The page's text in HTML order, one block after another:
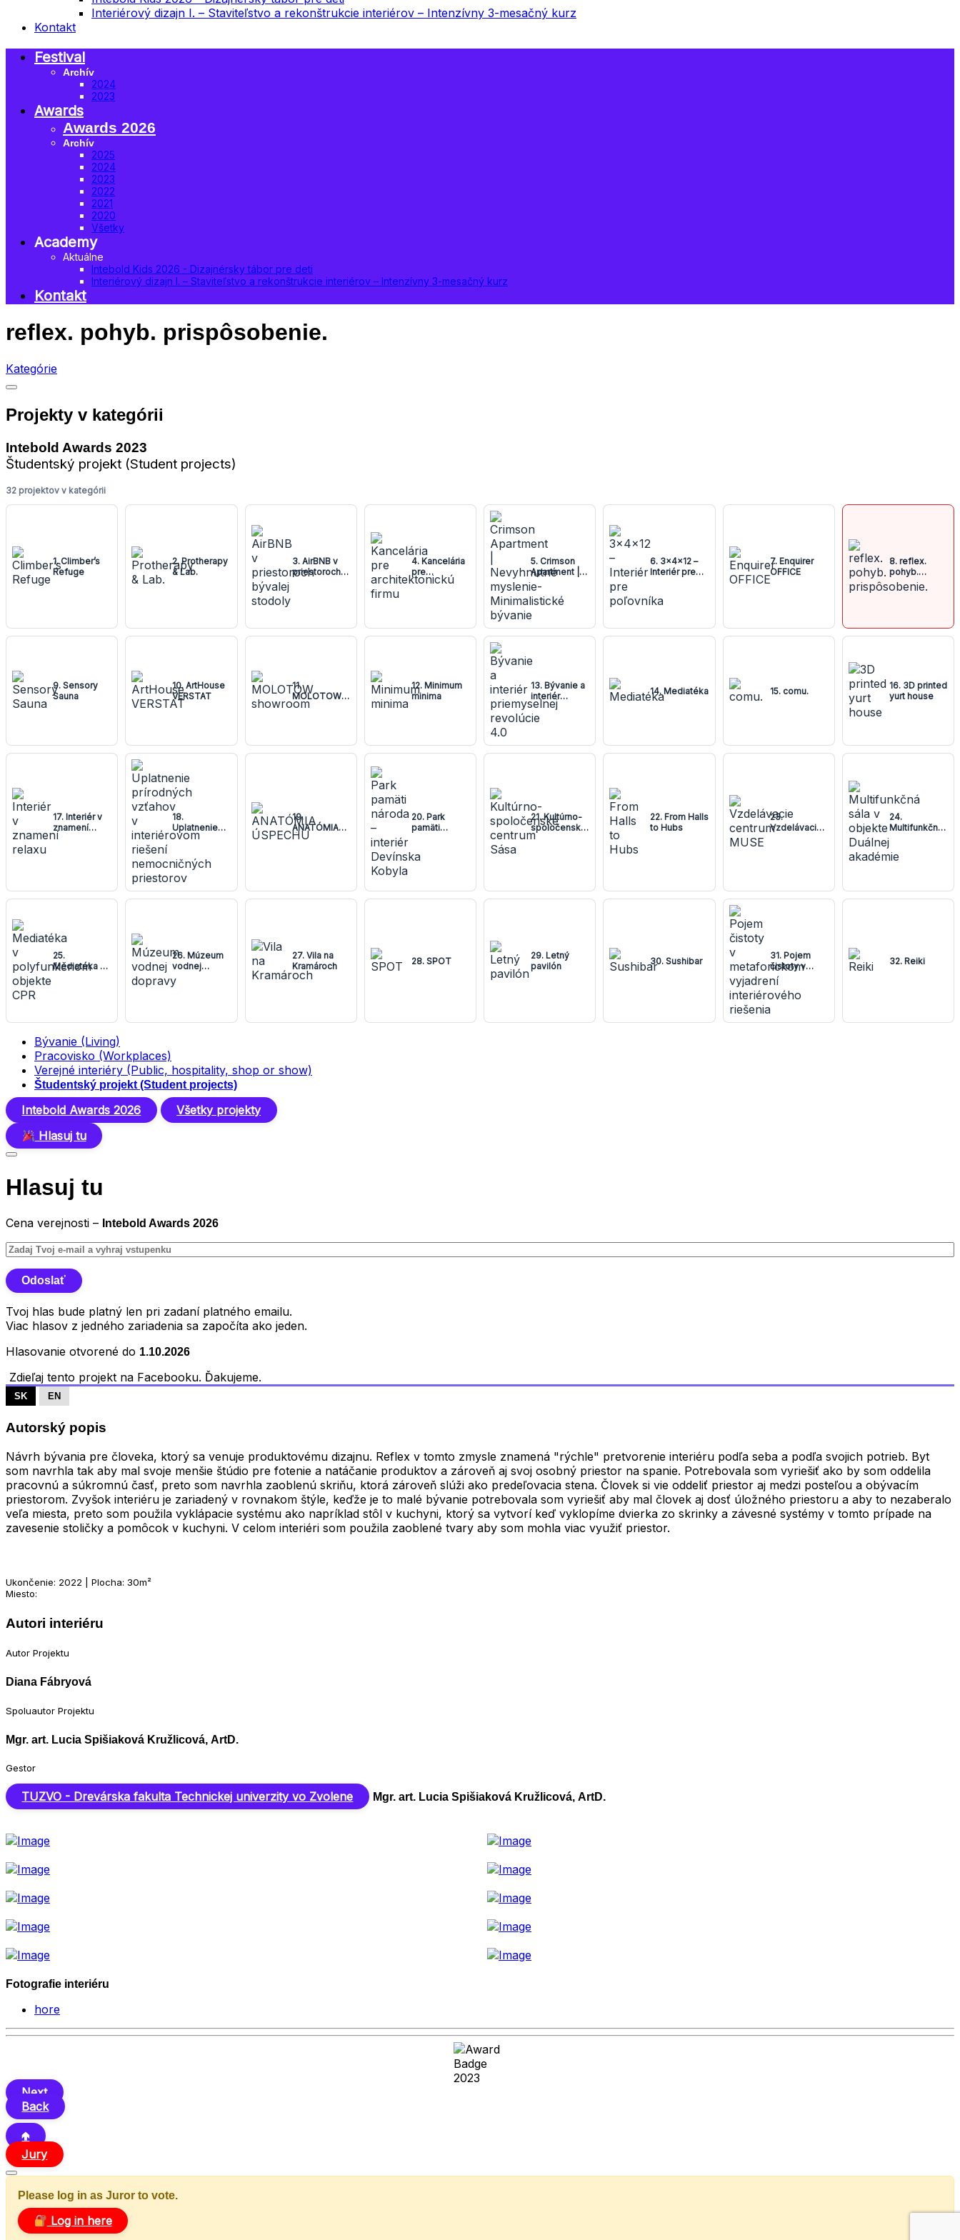
Interiérový dizajn I. – Staviteľstvo a rekonštrukcie interiérov – Intenzívny 3-mesačný kurz
Kontakt
Festival
Archív
2024
2023
Awards
Awards 2026
Archív
2025
2024
2023
2022
2021
2020
Všetky
Academy
Aktuálne
Intebold Kids 2026 - Dizajnérsky tábor pre deti
Interiérový dizajn I. – Staviteľstvo a rekonštrukcie interiérov – Intenzívny 3-mesačný kurz
Kontakt
reflex. pohyb. prispôsobenie.
Kategórie
Projekty v kategórii
Intebold Awards 2023
Študentský projekt (Student projects)
32 projektov v kategórii
1. Climber’s
Refuge
2. Protherapy
& Lab.
3. AirBNB v
priestoroch
4. Kancelária
pre
architektonickú
5. Crimson
Apartment |
Nevyhnutné
myslenie-
Minimalistické
bývanie
6. 3x4x12 –
Interiér pre
7. Enquirer
OFFICE
8. reflex.
pohyb.
prispôsobenie.
9. Sensory
Sauna
10. ArtHouse
VERSTAT
11.
MOLOTOW
showroom
12. Minimum
minima
13. Bývanie a
interiér
priemyselnej
revolúcie 4.0
14. Mediatéka 15. comu.
16. 3D printed
yurt house
17. Interiér v
znamení
relaxu
18.
Uplatnenie
prírodných
interiérovom
riešení
nemocničných
priestorov
19.
ANATÓMIA
ÚSPECHU
20. Park
pamäti
Devínska
21. Kultúrno-
spoločenské
centrum Sása
22. From Halls
to Hubs
23.
Vzdelávacie
24.
Multifunkčná
sála v
objekte
Duálnej
25.
Mediatéka v
26. Múzeum
vodnej
dopravy
27. Vila na
Kramároch
28. SPOT
29. Letný
pavilón
30. Sushibar
31. Pojem
čistoty v
metaforickom
vyjadrení
interiérového
riešenia
32. Reiki
Bývanie (Living)
Pracovisko (Workplaces)
Verejné interiéry (Public, hospitality, shop or show)
Študentský projekt (Student projects)
Intebold Awards 2026
Všetky projekty
Hlasuj tu
Hlasuj tu
Cena verejnosti – Intebold Awards 2026
Tvoj hlas bude platný len pri zadaní platného emailu.
Viac hlasov z jedného zariadenia sa započíta ako jeden.
Hlasovanie otvorené do 1.10.2026
Zdieľaj tento projekt na Facebooku. Ďakujeme.
SK EN
Autorský popis
Návrh bývania pre človeka, ktorý sa venuje produktovému dizajnu. Reflex v tomto zmysle znamená "rýchle" pretvorenie interiéru podľa seba a podľa svojich potrieb. Byt
som navrhla tak aby mal svoje menšie štúdio pre fotenie a natáčanie produktov a zároveň aj svoj osobný priestor na spanie. Potrebovala som vyriešiť ako by som oddelila
pracovnú a súkromnú časť, preto som navrhla zaoblenú skriňu, ktorá zároveň slúži ako predeľovacia stena. Človek si vie oddeliť priestor aj medzi posteľou a obývacím
priestorom. Zvyšok interiéru je zariadený v rovnakom štýle, keďže je to malé bývanie potrebovala som vyriešiť aby mal človek aj dosť úložného priestoru a aby to nezaberalo
veľa miesta, preto som použila vyklápacie systému ako napríklad stôl v kuchyni, ktorý sa vytvorí keď vyklopíme dvierka zo skrinky a závesné systémy v tomto prípade na
zavesenie stoličky a pomôcok v kuchyni. V celom interiéri som použila zaoblené tvary aby som mohla viac využiť priestor.
Ukončenie: 2022 | Plocha: 30m²
Miesto:
Autori interiéru
Autor Projektu
Diana Fábryová
Spoluautor Projektu
Mgr. art. Lucia Spišiaková Kružlicová, ArtD.
Gestor
TUZVO - Drevárska fakulta Technickej univerzity vo Zvolene Mgr. art. Lucia Spišiaková Kružlicová, ArtD.
Fotografie interiéru
hore
Next
Back
🢁
Jury
Please log in as Juror to vote.
Log in here